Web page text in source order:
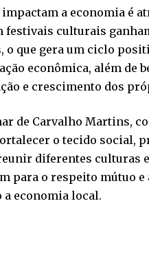
a economia é
festivais culturais
que gera um ciclo
econômica, além de
e crescimento dos
de Carvalho Martins,
o tecido social,
diferentes culturas
para o respeito mútuo
economia local.